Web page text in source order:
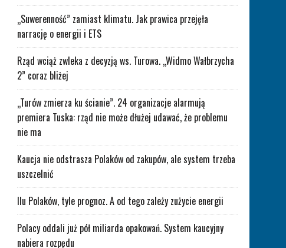
„Suwerenność” zamiast klimatu. Jak prawica przejęła
narrację o energii i ETS
Rząd wciąż zwleka z decyzją ws. Turowa. „Widmo Wałbrzycha
2” coraz bliżej
„Turów zmierza ku ścianie”. 24 organizacje alarmują
premiera Tuska: rząd nie może dłużej udawać, że problemu
nie ma
Kaucja nie odstrasza Polaków od zakupów, ale system trzeba
uszczelnić
Ilu Polaków, tyle prognoz. A od tego zależy zużycie energii
Polacy oddali już pół miliarda opakowań. System kaucyjny
nabiera rozpędu